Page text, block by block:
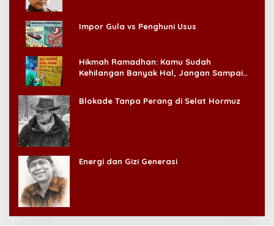
Impor Gula vs Penghuni Usus
Hikmah Ramadhan: Kamu Sudah
Kehilangan Banyak Hal, Jangan Sampai
Blokade Tanpa Perang di Selat Hormuz
Energi dan Gizi Generasi